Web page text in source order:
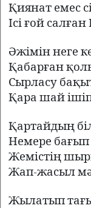
Қиянат емес
Ісі ғой
Әжімін неге
Қабарған
Сырласу
Қара шай
Қартайдың
Немере
Жемістің
Жап-жасыл
Жылатып